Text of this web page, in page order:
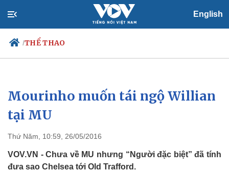
English
/THỂ THAO
Chính trị
Đảng
Tổ chức nhân sự
Nhận diện sự thật
Xã hội
Việc làm
Biển đảo
Mourinho muốn tái ngộ Willian
tại MU
Thứ Năm, 10:59, 26/05/2016
VOV.VN - Chưa về MU nhưng “Người đặc biệt” đã tính
đưa sao Chelsea tới Old Trafford.